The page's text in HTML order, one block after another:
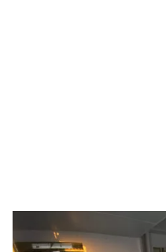
OPLOSSING VOOR